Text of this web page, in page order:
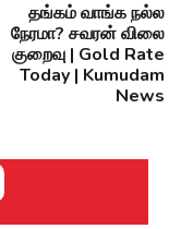
தங்கம் வாங்க நல்ல
நேரமா? சவரன் விலை
குறைவு | Gold Rate
Today | Kumudam
News